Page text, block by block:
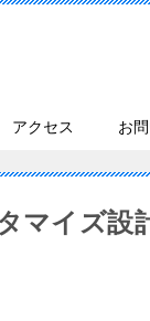
アクセス お
マイズ設